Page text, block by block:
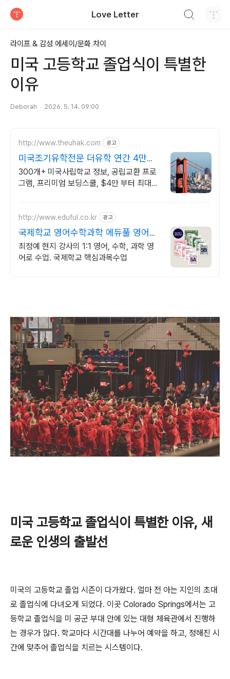
Love Letter
라이프 & 감성 에세이/문화 차이
미국 고등학교 졸업식이 특별한
이유
Deborah 2026. 5. 14. 09:00
http://www.theuhak.com 광고
미국조기유학전문 더유학 연간 4만불
대 보딩스쿨
300개+ 미국사립학교 정보, 공립교환 프로
그램, 프리미엄 보딩스쿨, $4만 부터 최대
http://www.eduful.co.kr 광고
국제학교 영어수학과학 에듀풀 영어로
수학, 과학 전문수업
최정예 현지 강사의 1:1 영어, 수학, 과학 영
어로 수업. 국제학교 핵심과목수업
미국 고등학교 졸업식이 특별한 이유, 새
로운 인생의 출발선
미국의 고등학교 졸업 시즌이 다가왔다. 얼마 전 아는 지인의 초대
로 졸업식에 다녀오게 되었다. 이곳 Colorado Springs에서는 고
등학교 졸업식을 미 공군 부대 안에 있는 대형 체육관에서 진행하
는 경우가 많다. 학교마다 시간대를 나누어 예약을 하고, 정해진 시
간에 맞추어 졸업식을 치르는 시스템이다.